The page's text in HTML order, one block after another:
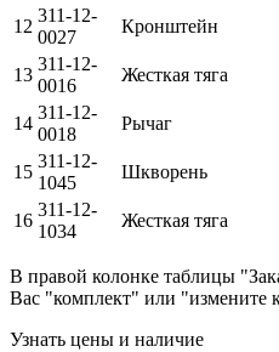
12
311-12-
0027
Кронштейн
13
311-12-
0016
Жесткая тяга
14
311-12-
0018
Рычаг
15
311-12-
1045
Шкворень
16
311-12-
1034
Жесткая тяга
В правой колонке таблицы
Вас "комплект" или "измените
Узнать цены и наличие